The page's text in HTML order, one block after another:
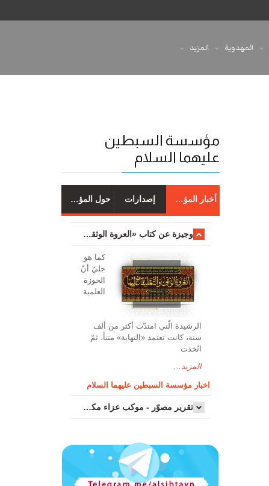
المهدوية المزيد
مؤسسة السبطين
عليهما السلام
أخبار المؤسسة إصدارات حول المؤسسة
وجیزة عن کتاب «العروة الوثقی والتعلیقات علیها»
کما هو
جليّ أنّ
الحوزة
العلمیة
الرشیدة الّتي امتدّت أكثر من ألف
سنة، كانت تعتمد «النهاية» متناً، ثمّ
اتّخذت
المزيد...
اخبار مؤسسة السبطين عليهما السلام
تقرير مصوّر - موكب عزاء مکتب سماحة اية الله السيد مرتضى الموسوي الاصفهاني في يوم إستشهاد السيدة فاطم...